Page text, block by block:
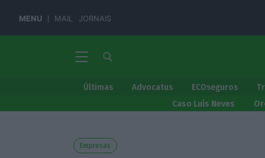
MENU MAIL JORNAIS
Últimas Advocatus ECOseguros
Caso Luís Neves
Empresas